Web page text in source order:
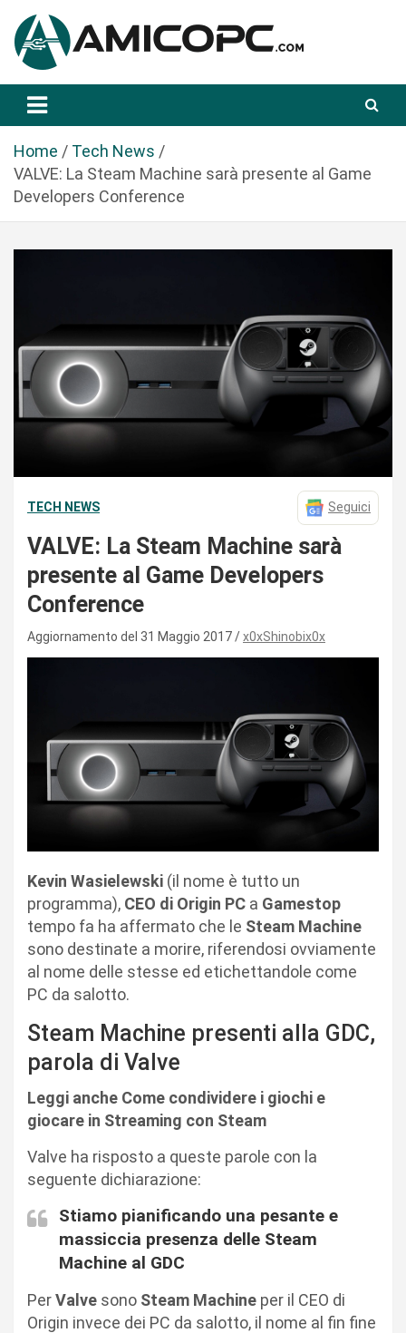
a
Amicopc.com
Home
Tech News
VALVE: La Steam Machine sarà presente al Game
Developers Conference
TECH NEWS Seguici
VALVE: La Steam Machine sarà
presente al Game Developers
Conference
Aggiornamento del 31 Maggio 2017 x0xShinobix0x
Kevin Wasielewski (il nome è tutto un
programma), CEO di Origin PC a Gamestop
tempo fa ha affermato che le Steam Machine
sono destinate a morire, riferendosi ovviamente
al nome delle stesse ed etichettandole come
PC da salotto.
Steam Machine presenti alla GDC,
parola di Valve
Leggi anche Come condividere i giochi e
giocare in Streaming con Steam
Valve ha risposto a queste parole con la
seguente dichiarazione:
Stiamo pianificando una pesante e
massiccia presenza delle Steam
Machine al GDC
PerValve sono Steam Machine per il CEO di
Origin invece dei PC da salotto, il nome al fin fine